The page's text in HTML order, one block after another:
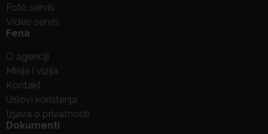
Foto servis
Video servis
Fena
O agenciji
Misija i vizija
Kontakt
Uslovi korištenja
Izjava o privatnosti
Dokumenti